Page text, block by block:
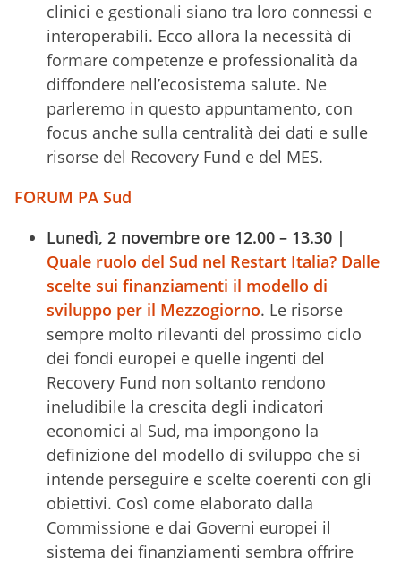
clinici e gestionali siano tra loro connessi e
interoperabili. Ecco allora la necessità di
formare competenze e professionalità da
diffondere nell’ecosistema salute. Ne
parleremo in questo appuntamento, con
focus anche sulla centralità dei dati e sulle
risorse del Recovery Fund e del MES.
FORUM PA Sud
Lunedì, 2 novembre ore 12.00 – 13.30 |
Quale ruolo del Sud nel Restart Italia? Dalle
scelte sui finanziamenti il modello di
sviluppo per il Mezzogiorno. Le risorse
sempre molto rilevanti del prossimo ciclo
dei fondi europei e quelle ingenti del
Recovery Fund non soltanto rendono
ineludibile la crescita degli indicatori
economici al Sud, ma impongono la
definizione del modello di sviluppo che si
intende perseguire e scelte coerenti con gli
obiettivi. Così come elaborato dalla
Commissione e dai Governi europei il
sistema dei finanziamenti sembra offrire